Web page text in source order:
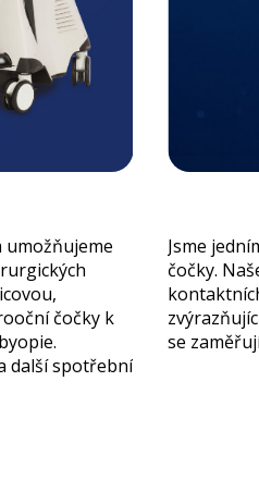
čočky k
další spotřební
Jsme
čočky.
se